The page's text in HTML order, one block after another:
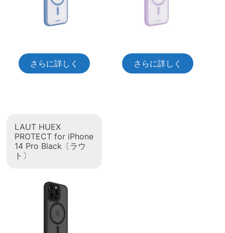
さらに詳しく さらに詳しく
LAUT HUEX
PROTECT for iPhone
14 Pro Black〔ラウ
ト〕